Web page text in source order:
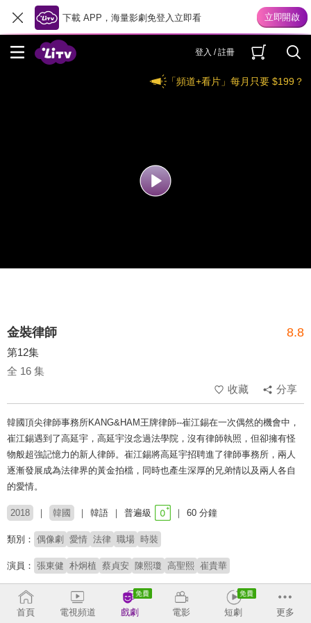
下載 APP，海量影劇免登入立即看
登入 / 註冊
「頻道+看片」每月只要 $199？
金裝律師 8.8
第12集
全 16 集
收藏
分享
韓國頂尖律師事務所KANG&HAM王牌律師--崔江錫在一次偶然的機會中，
崔江錫遇到了高延宇，高延宇沒念過法學院，沒有律師執照，但卻擁有怪
物般超強記憶力的新人律師。崔江錫將高延宇招聘進了律師事務所，兩人
逐漸發展成為法律界的黃金拍檔，同時也產生深厚的兄弟情以及兩人各自
的愛情。
2018 韓國 韓語 普遍級 60 分鐘
類別： 偶像劇 愛情 法律 職場 時裝
演員： 張東健 朴炯植 蔡貞安 陳熙瓊 高聖熙 崔貴華
收回
首頁
電視頻道 戲劇 電影 短劇 更多